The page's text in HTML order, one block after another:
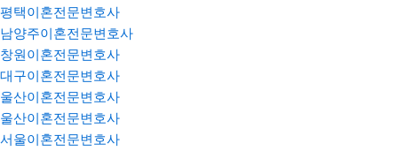
평택이혼전문변호사
남양주이혼전문변호사
창원이혼전문변호사
대구이혼전문변호사
울산이혼전문변호사
울산이혼전문변호사
서울이혼전문변호사